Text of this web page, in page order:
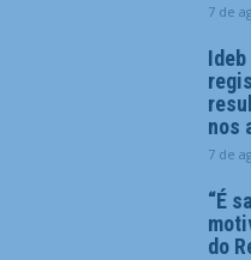
7 de
nos
7 de
“É
do